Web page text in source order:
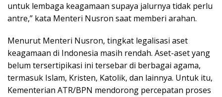
untuk lembaga keagamaan supaya jalurnya tidak perlu
antre,” kata Menteri Nusron saat memberi arahan.
Menurut Menteri Nusron, tingkat legalisasi aset
keagamaan di Indonesia masih rendah. Aset-aset yang
belum tersertipikasi ini tersebar di berbagai agama,
termasuk Islam, Kristen, Katolik, dan lainnya. Untuk itu,
Kementerian ATR/BPN mendorong percepatan proses